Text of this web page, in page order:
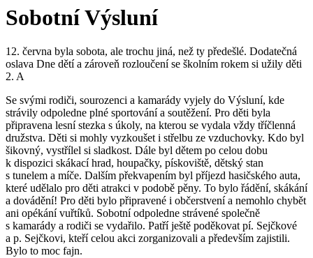
Sobotní Výsluní
12. června byla sobota, ale trochu jiná, než ty předešlé. Dodatečná
oslava Dne dětí a zároveň rozloučení se školním rokem si užily děti
2. A
Se svými rodiči, sourozenci a kamarády vyjely do Výsluní, kde
strávily odpoledne plné sportování a soutěžení. Pro děti byla
připravena lesní stezka s úkoly, na kterou se vydala vždy tříčlenná
družstva. Děti si mohly vyzkoušet i střelbu ze vzduchovky. Kdo byl
šikovný, vystřílel si sladkost. Dále byl dětem po celou dobu
k dispozici skákací hrad, houpačky, pískoviště, dětský stan
s tunelem a míče. Dalším překvapením byl příjezd hasičského auta,
které udělalo pro děti atrakci v podobě pěny. To bylo řádění, skákání
a dovádění! Pro děti bylo připravené i občerstvení a nemohlo chybět
ani opékání vuřtíků. Sobotní odpoledne strávené společně
s kamarády a rodiči se vydařilo. Patří ještě poděkovat pí. Sejčkové
a p. Sejčkovi, kteří celou akci zorganizovali a především zajistili.
Bylo to moc fajn.